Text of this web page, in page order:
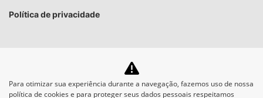
Política de privacidade
No trânsito, enxergar o
Para otimizar sua experiência durante a navegação, fazemos uso de nossa
política de cookies e para proteger seus dados pessoais respeitamos